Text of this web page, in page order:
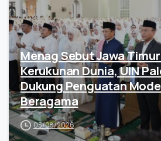
Menag Sebut Jawa
Kerukunan Dunia, UIN
Dukung Penguatan
Beragama
03/08/2026